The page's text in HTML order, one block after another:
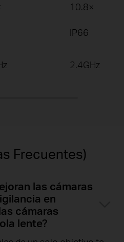
10.8×
IP66
2.4GHz
Frecuentes)
las cámaras
en
cámaras
lente?